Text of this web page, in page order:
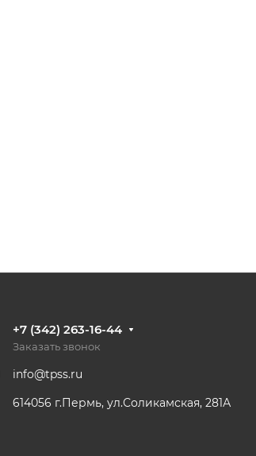
+7 (342) 263-16-44
Заказать звонок
info@tpss.ru
614056 г.Пермь, ул.Соликамская, 281А